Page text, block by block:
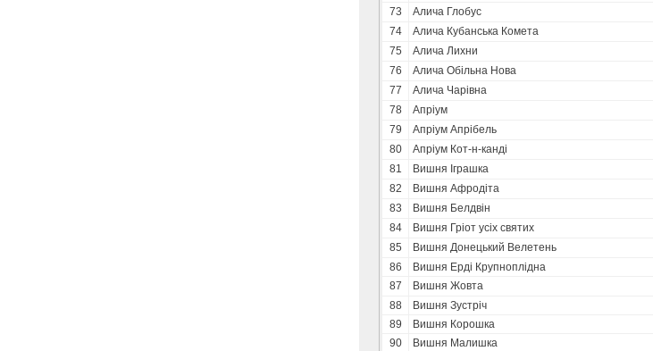
73
Алича Глобус
74 Алича Кубанська Комета
75 Алича Лихни
76 Алича Обільна Нова
77 Алича Чарівна
78 Апріум
79 Апріум Апрібель
80 Апріум Кот-н-канді
81 Вишня Іграшка
82 Вишня Афродіта
83 Вишня Белдвін
84 Вишня Гріот усіх святих
85 Вишня Донецький Велетень
86 Вишня Ерді Крупноплідна
87
Вишня Жовта
88 Вишня Зустріч
89
Вишня Корошка
90
Вишня Малишка